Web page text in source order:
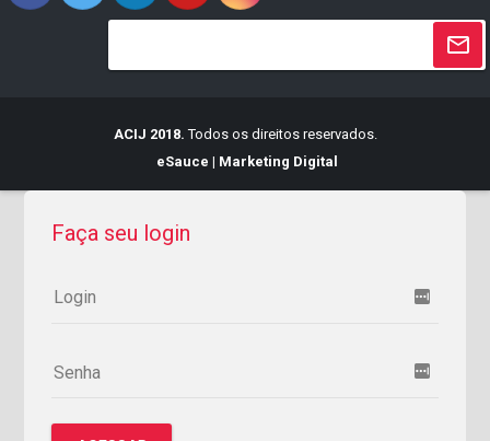
ACIJ 2018. Todos os direitos reservados.
eSauce | Marketing Digital
Faça seu login